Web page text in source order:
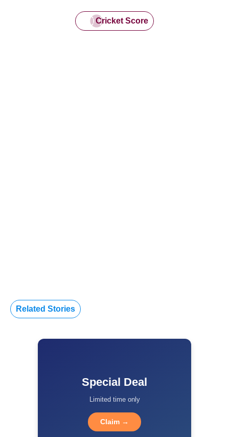
Cricket Score
Related Stories
Special Deal
Limited time only
Claim →